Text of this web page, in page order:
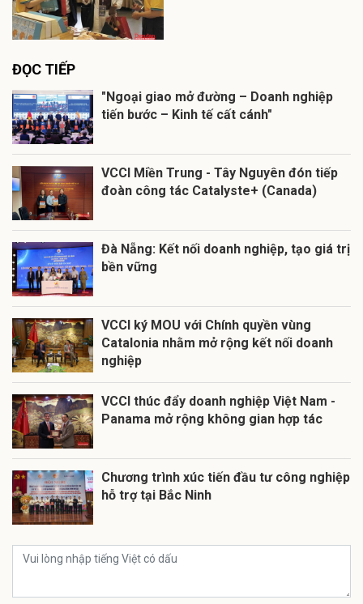
ĐỌC TIẾP
"Ngoại giao mở đường – Doanh nghiệp
tiến bước – Kinh tế cất cánh"
VCCI Miền Trung - Tây Nguyên đón tiếp
đoàn công tác Catalyste+ (Canada)
Đà Nẵng: Kết nối doanh nghiệp, tạo giá trị
bền vững
VCCI ký MOU với Chính quyền vùng
Catalonia nhằm mở rộng kết nối doanh
nghiệp
VCCI thúc đẩy doanh nghiệp Việt Nam -
Panama mở rộng không gian hợp tác
Chương trình xúc tiến đầu tư công nghiệp
hỗ trợ tại Bắc Ninh